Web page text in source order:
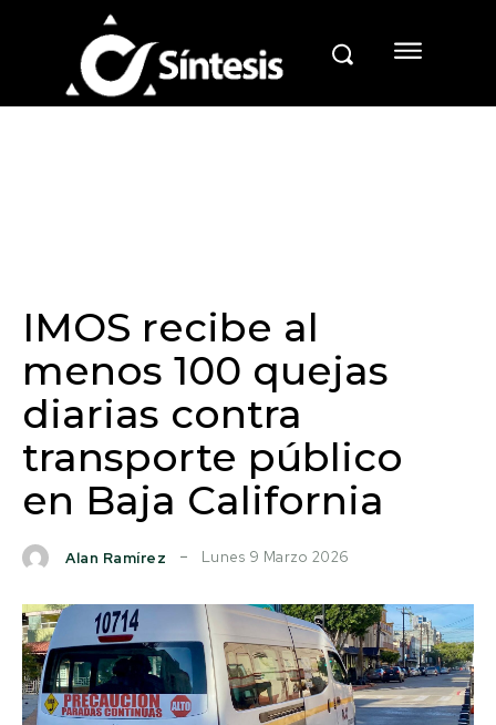
IMOS recibe al
menos 100 quejas
diarias contra
transporte público
en Baja California
Alan Ramírez Lunes 9 Marzo 2026